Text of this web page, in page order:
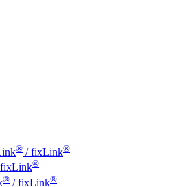
® / fixLink®
®
® / fixLink®